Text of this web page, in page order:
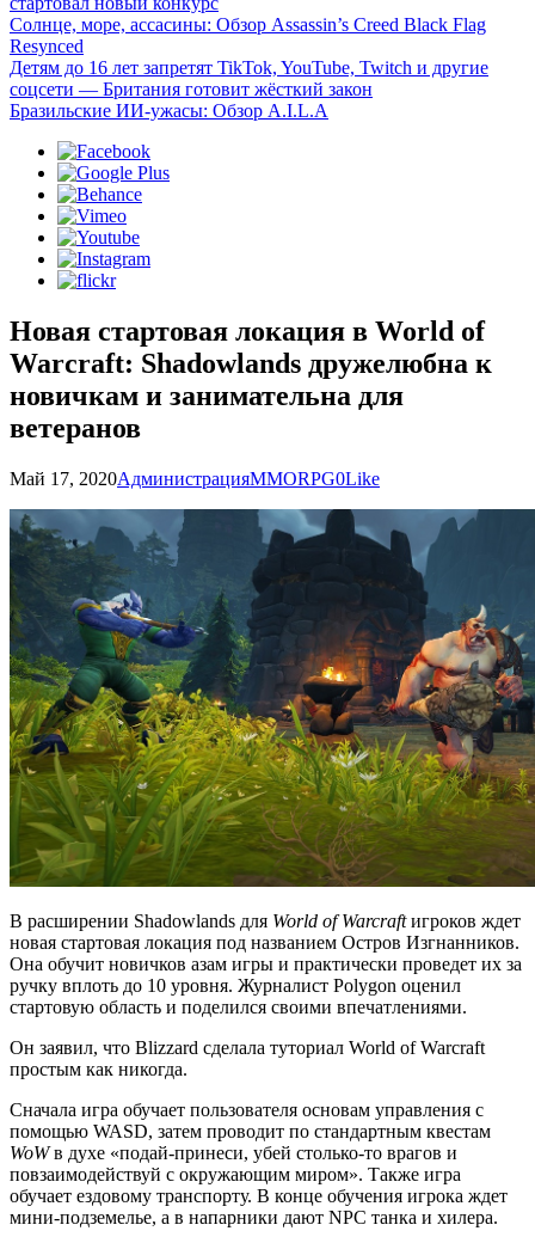
Солнце, море, ассасины: Обзор Assassin’s Creed Black Flag
Resynced
Детям до 16 лет запретят TikTok, YouTube, Twitch и другие
соцсети — Британия готовит жёсткий закон
Бразильские ИИ-ужасы: Обзор A.I.L.A
Новая стартовая локация в World of
Warcraft: Shadowlands дружелюбна к
новичкам и занимательна для
ветеранов
Май 17, 2020АдминистрацияMMORPG0Like
В расширении Shadowlands для World of Warcraftигроков ждет
новая стартовая локация под названием Остров Изгнанников.
Она обучит новичков азам игры и практически проведет их за
ручку вплоть до 10 уровня. Журналист Polygon оценил
стартовую область и поделился своими впечатлениями.
Он заявил, что Blizzard сделала туториал World of Warcraft
простым как никогда.
Сначала игра обучает пользователя основам управления с
помощью WASD, затем проводит по стандартным квестам
WoWв духе «подай-принеси, убей столько-то врагов и
повзаимодействуй с окружающим миром». Также игра
обучает ездовому транспорту. В конце обучения игрока ждет
мини-подземелье, а в напарники дают NPC танка и хилера.